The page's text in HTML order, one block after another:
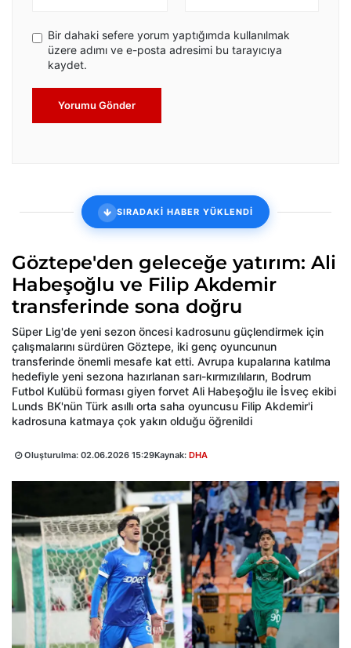
Bir dahaki sefere yorum yaptığımda kullanılmak
üzere adımı ve e-posta adresimi bu tarayıcıya
kaydet.
Yorumu Gönder
SIRADAKİ HABER YÜKLENDİ
Göztepe'den geleceğe yatırım: Ali
Habeşoğlu ve Filip Akdemir
transferinde sona doğru
Süper Lig'de yeni sezon öncesi kadrosunu güçlendirmek için
çalışmalarını sürdüren Göztepe, iki genç oyuncunun
transferinde önemli mesafe kat etti. Avrupa kupalarına katılma
hedefiyle yeni sezona hazırlanan sarı-kırmızılıların, Bodrum
Futbol Kulübü forması giyen forvet Ali Habeşoğlu ile İsveç ekibi
Lunds BK'nün Türk asıllı orta saha oyuncusu Filip Akdemir'i
kadrosuna katmaya çok yakın olduğu öğrenildi
Oluşturulma: 02.06.2026 15:29Kaynak: DHA